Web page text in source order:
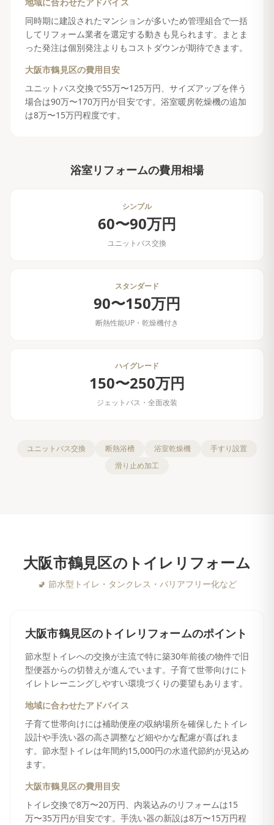
地域に合わせたアドバイス
同時期に建設されたマンションが多いため管理組合で一括
してリフォーム業者を選定する動きも見られます。まとま
った発注は個別発注よりもコストダウンが期待できます。
大阪市鶴見区の費用目安
ユニットバス交換で55万〜125万円、サイズアップを伴う
場合は90万〜170万円が目安です。浴室暖房乾燥機の追加
は8万〜15万円程度です。
浴室リフォームの費用相場
シンプル
60〜90万円
ユニットバス交換
スタンダード
90〜150万円
断熱性能UP・乾燥機付き
ハイグレード
150〜250万円
ジェットバス・全面改装
ユニットバス交換 断熱浴槽 浴室乾燥機
手すり設置
滑り止め加工
大阪市鶴見区の トイレリフォーム
🚽 節水型トイレ・タンクレス・バリアフリー化など
大阪市鶴見区の トイレリフォームのポイント
節水型トイレへの交換が主流で特に築30年前後の物件で旧
型便器からの切替えが進んでいます。子育て世帯向けにト
イレトレーニングしやすい環境づくりの要望もあります。
地域に合わせたアドバイス
子育て世帯向けには補助便座の収納場所を確保したトイレ
設計や手洗い器の高さ調整など細やかな配慮が喜ばれま
す。節水型トイレは年間約15,000円の水道代節約が見込め
ます。
大阪市鶴見区の費用目安
トイレ交換で8万〜20万円、内装込みのリフォームは15
万〜35万円が目安です。手洗い器の新設は8万〜15万円程